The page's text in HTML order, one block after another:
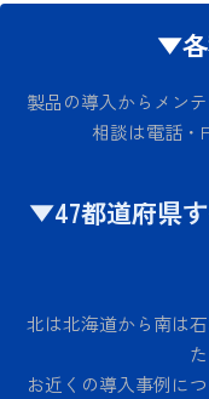
▼各
製品の導入からメン
相談は電話・
▼47都道府県
北は北海道から南は
お近くの導入事例に